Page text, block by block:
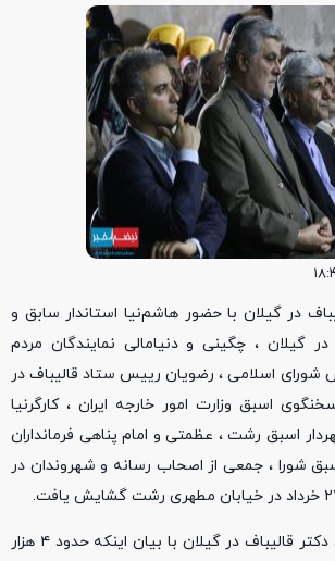
در گیلان با حضور هاشم‌نیا استاندار سابق و
گیلان ، چگینی و دنیامالی نمایندگان مردم
شورای اسلامی ، رضویان رییس ستاد قالیباف در
اسبق وزارت امور خارجه ایران ، کارگرنیا
اسبق رشت ، عظمتی و امام پناهی فرمانداران
شورا ، جمعی از اصحاب رسانه و شهروندان در
رئیس ستاد انتخاباتی دکتر قالیباف در گیلان با بیان اینکه حدود ۴ هزار